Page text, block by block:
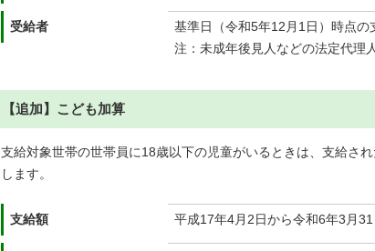
受給者
基準日（令和5年12月1日）時点の
注：未成年後見人などの法定代理
【追加】こども加算
支給対象世帯の世帯員に18歳以下の児童がいるときは、支給さ
します。
支給額 平成17年4月2日から令和6年3月